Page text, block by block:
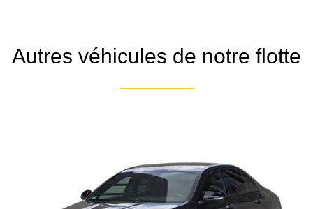
Autres véhicules de notre flotte